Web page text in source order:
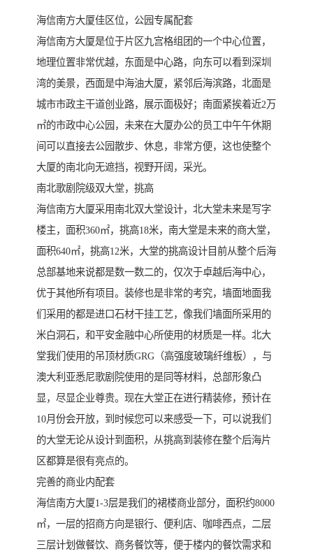
海信南方大厦佳区位，公园专属配套
海信南方大厦是位于片区九宫格组团的一个中心位置，
地理位置非常优越，东面是中心路，向东可以看到深圳
湾的美景，西面是中海油大厦，紧邻后海滨路，北面是
城市市政主干道创业路，展示面极好；南面紧挨着近2万
㎡的市政中心公园，未来在大厦办公的员工中午午休期
间可以直接去公园散步、休息，非常方便，这也使整个
大厦的南北向无遮挡，视野开阔，采光。
南北歌剧院级双大堂，挑高
海信南方大厦采用南北双大堂设计，北大堂未来是写字
楼主，面积360㎡，挑高18米，南大堂是未来的商大堂，
面积640㎡，挑高12米，大堂的挑高设计目前从整个后海
总部基地来说都是数一数二的，仅次于卓越后海中心，
优于其他所有项目。装修也是非常的考究，墙面地面我
们采用的都是进口石材干挂工艺，像我们墙面所采用的
米白洞石，和平安金融中心所使用的材质是一样。北大
堂我们使用的吊顶材质GRG（高强度玻璃纤维板），与
澳大利亚悉尼歌剧院使用的是同等材料，总部形象凸
显，尽显企业尊贵。现在大堂正在进行精装修，预计在
10月份会开放，到时候您可以来感受一下，可以说我们
的大堂无论从设计到面积，从挑高到装修在整个后海片
区都算是很有亮点的。
完善的商业内配套
海信南方大厦1-3层是我们的裙楼商业部分，面积约8000
㎡，一层的招商方向是银行、便利店、咖啡西点，二层
三层计划做餐饮、商务餐饮等，便于楼内的餐饮需求和